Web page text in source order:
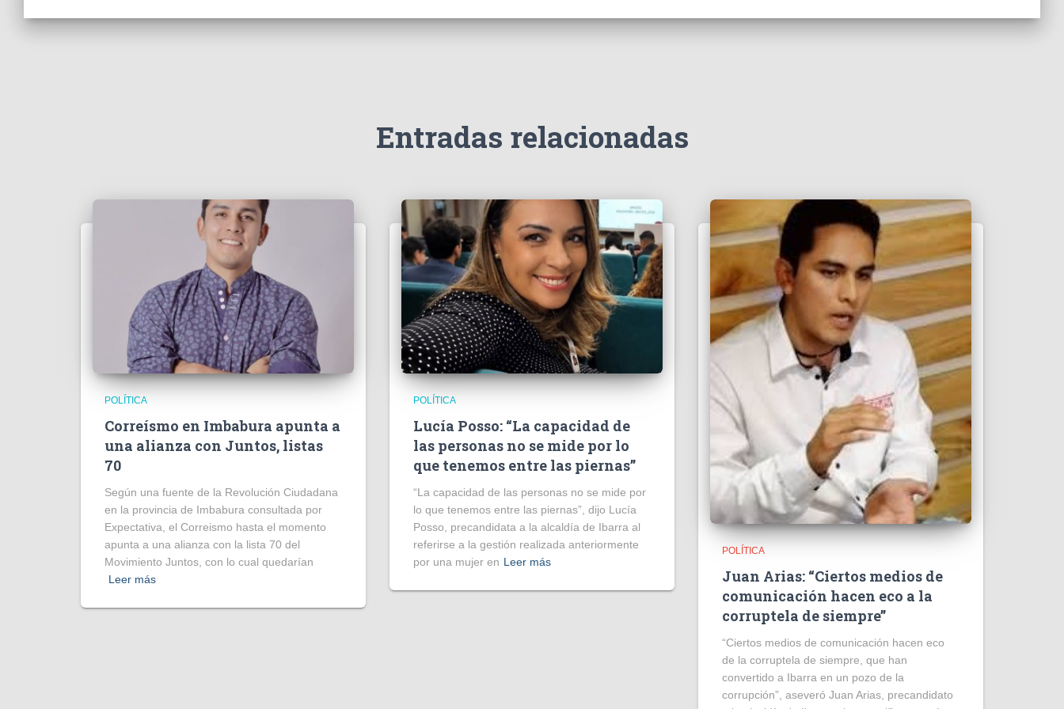
Entradas relacionadas
POLÍTICA
Correísmo en Imbabura apunta a
una alianza con Juntos, listas
70
Según una fuente de la Revolución Ciudadana
en la provincia de Imbabura consultada por
Expectativa, el Correismo hasta el momento
apunta a una alianza con la lista 70 del
Movimiento Juntos, con lo cual quedarían
Leer más
POLÍTICA
Lucía Posso: “La capacidad de
las personas no se mide por lo
que tenemos entre las piernas”
“La capacidad de las personas no se mide por
lo que tenemos entre las piernas”, dijo Lucía
Posso, precandidata a la alcaldía de Ibarra al
referirse a la gestión realizada anteriormente
por una mujer en Leer más
POLÍTICA
Juan Arias: “Ciertos medios de
comunicación hacen eco a la
corruptela de siempre”
“Ciertos medios de comunicación hacen eco
de la corruptela de siempre, que han
convertido a Ibarra en un pozo de la
corrupción”, aseveró Juan Arias, precandidato